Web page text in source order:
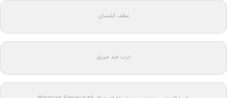
سقف کشسان
درب ضد حریق